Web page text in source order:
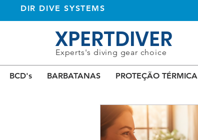
BCD's BARBATANAS PROTEÇÃO TÉRMICA
XPERTDIVER
Experts's diving gear choice
DIR DIVE SYSTEMS